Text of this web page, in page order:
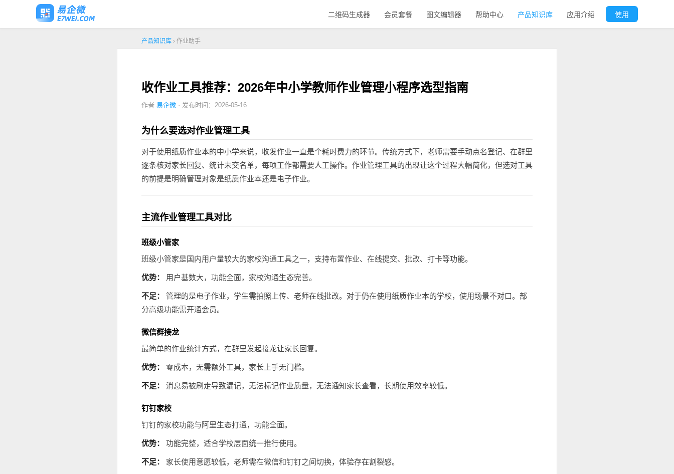
二维码生成器 会员套餐 图文编辑器 帮助中心 产品知识库 应用介绍 使用
产品知识库 › 作业助手
收作业工具推荐：2026年中小学教师作业管理小程序选型指南
作者 易企微 · 发布时间：2026-05-16
为什么要选对作业管理工具
对于使用纸质作业本的中小学来说，收发作业一直是个耗时费力的环节。传统方式下，老师需要手动点名登记、在群里
逐条核对家长回复、统计未交名单，每项工作都需要人工操作。作业管理工具的出现让这个过程大幅简化，但选对工具
的前提是明确管理对象是纸质作业本还是电子作业。
主流作业管理工具对比
班级小管家
班级小管家是国内用户量较大的家校沟通工具之一，支持布置作业、在线提交、批改、打卡等功能。
优势： 用户基数大，功能全面，家校沟通生态完善。
不足：
管理的是电子作业，学生需拍照上传、老师在线批改。对于仍在使用纸质作业本的学校，使用场景不对口。部
分高级功能需开通会员。
微信群接龙
最简单的作业统计方式，在群里发起接龙让家长回复。
优势： 零成本，无需额外工具，家长上手无门槛。
不足： 消息易被刷走导致漏记，无法标记作业质量，无法通知家长查看，长期使用效率较低。
钉钉家校
钉钉的家校功能与阿里生态打通，功能全面。
优势： 功能完整，适合学校层面统一推行使用。
不足： 家长使用意愿较低，老师需在微信和钉钉之间切换，体验存在割裂感。